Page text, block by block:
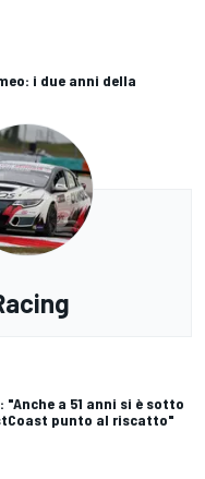
i due anni della
a 51 anni si è sotto
punto al riscatto"